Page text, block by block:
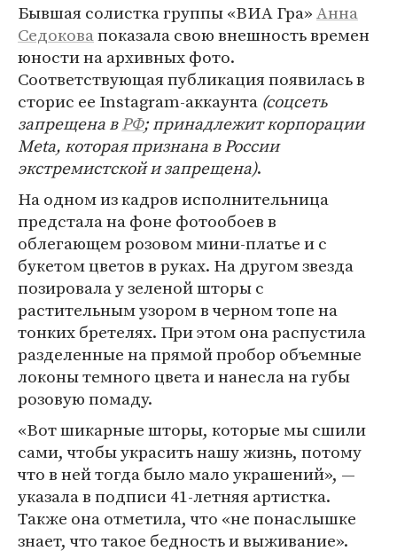
Бывшая солистка группы «ВИА Гра»Анна
Седоковапоказала свою внешность времен
юности на архивных фото.
Соответствующая публикация появилась в
сторис ее Instagram-аккаунта (соцсеть
запрещена вРФ; принадлежит корпорации
Meta, которая признана в России
экстремистской и запрещена).
На одном из кадров исполнительница
предстала на фоне фотообоев в
облегающем розовом мини-платье и с
букетом цветов в руках. На другом звезда
позировала у зеленой шторы с
растительным узором в черном топе на
тонких бретелях. При этом она распустила
разделенные на прямой пробор объемные
локоны темного цвета и нанесла на губы
розовую помаду.
«Вот шикарные шторы, которые мы сшили
сами, чтобы украсить нашу жизнь, потому
что в ней тогда было мало украшений», —
указала в подписи 41-летняя артистка.
Также она отметила, что «не понаслышке
знает, что такое бедность и выживание».